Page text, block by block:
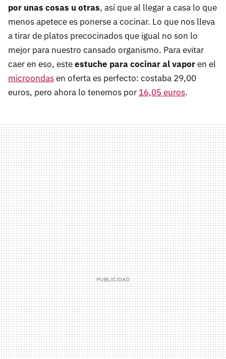
por unas cosas u otras, así que al llegar a casa lo que
menos apetece es ponerse a cocinar. Lo que nos lleva
a tirar de platos precocinados que igual no son lo
mejor para nuestro cansado organismo. Para evitar
caer en eso, esteestuche para cocinaral vaporen el
microondasen oferta es perfecto: costaba 29,00
euros, pero ahora lo tenemos por 16,05 euros.